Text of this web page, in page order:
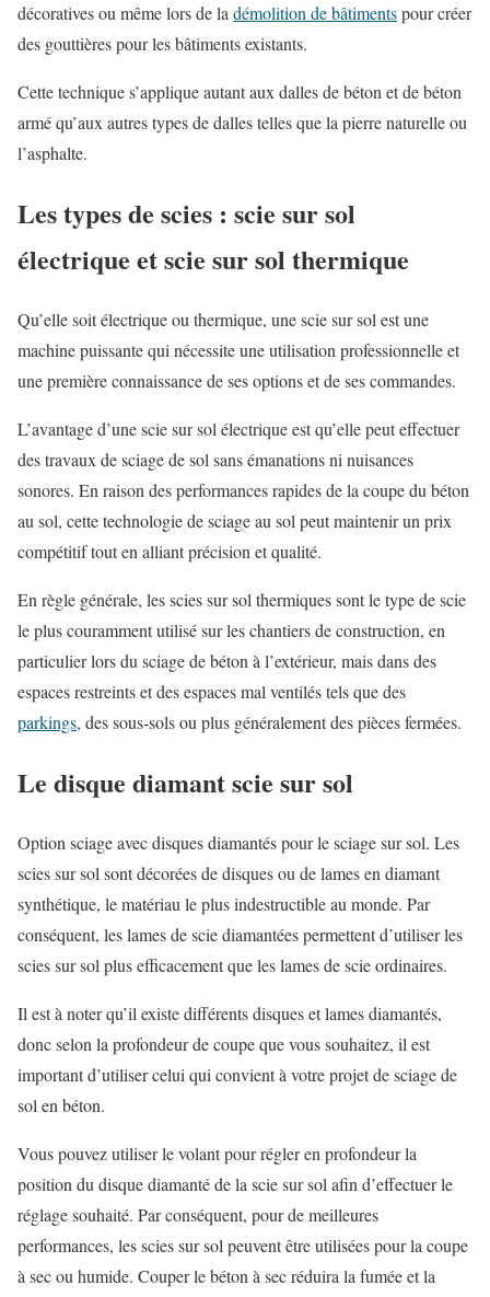
décoratives ou même lors de la démolition de bâtimentspour créer
des gouttières pour les bâtiments existants.
Cette technique s’applique autant aux dalles de béton et de béton
armé qu’aux autres types de dalles telles que la pierre naturelle ou
l’asphalte.
Les types de scies : scie sur sol
électrique et scie sur sol thermique
Qu’elle soit électrique ou thermique, une scie sur sol est une
machine puissante qui nécessite une utilisation professionnelle et
une première connaissance de ses options et de ses commandes.
L’avantage d’une scie sur sol électrique est qu’elle peut effectuer
des travaux de sciage de sol sans émanations ni nuisances
sonores. En raison des performances rapides de la coupe du béton
au sol, cette technologie de sciage au sol peut maintenir un prix
compétitif tout en alliant précision et qualité.
En règle générale, les scies sur sol thermiques sont le type de scie
le plus couramment utilisé sur les chantiers de construction, en
particulier lors du sciage de béton à l’extérieur, mais dans des
espaces restreints et des espaces mal ventilés tels que des
parkings, des sous-sols ou plus généralement des pièces fermées.
Le disque diamant scie sur sol
Option sciage avec disques diamantés pour le sciage sur sol. Les
scies sur sol sont décorées de disques ou de lames en diamant
synthétique, le matériau le plus indestructible au monde. Par
conséquent, les lames de scie diamantées permettent d’utiliser les
scies sur sol plus efficacement que les lames de scie ordinaires.
Il est à noter qu’il existe différents disques et lames diamantés,
donc selon la profondeur de coupe que vous souhaitez, il est
important d’utiliser celui qui convient à votre projet de sciage de
sol en béton.
Vous pouvez utiliser le volant pour régler en profondeur la
position du disque diamanté de la scie sur sol afin d’effectuer le
réglage souhaité. Par conséquent, pour de meilleures
performances, les scies sur sol peuvent être utilisées pour la coupe
à sec ou humide. Couper le béton à sec réduira la fumée et la